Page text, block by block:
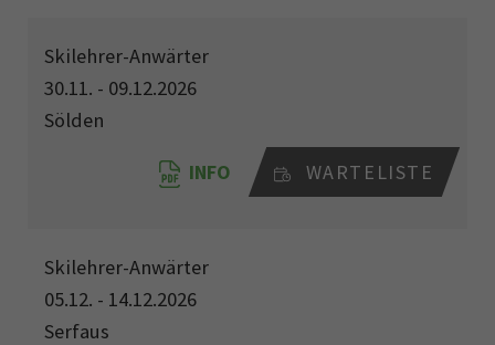
Skilehrer-Anwärter
30.11. - 09.12.2026
Sölden
INFO WARTELISTE
Skilehrer-Anwärter
05.12. - 14.12.2026
Serfaus